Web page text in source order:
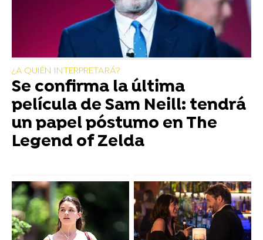
¿A QUIÉN INTERPRETARÁ?
Se confirma la última
película de Sam Neill: tendrá
un papel póstumo en The
Legend of Zelda